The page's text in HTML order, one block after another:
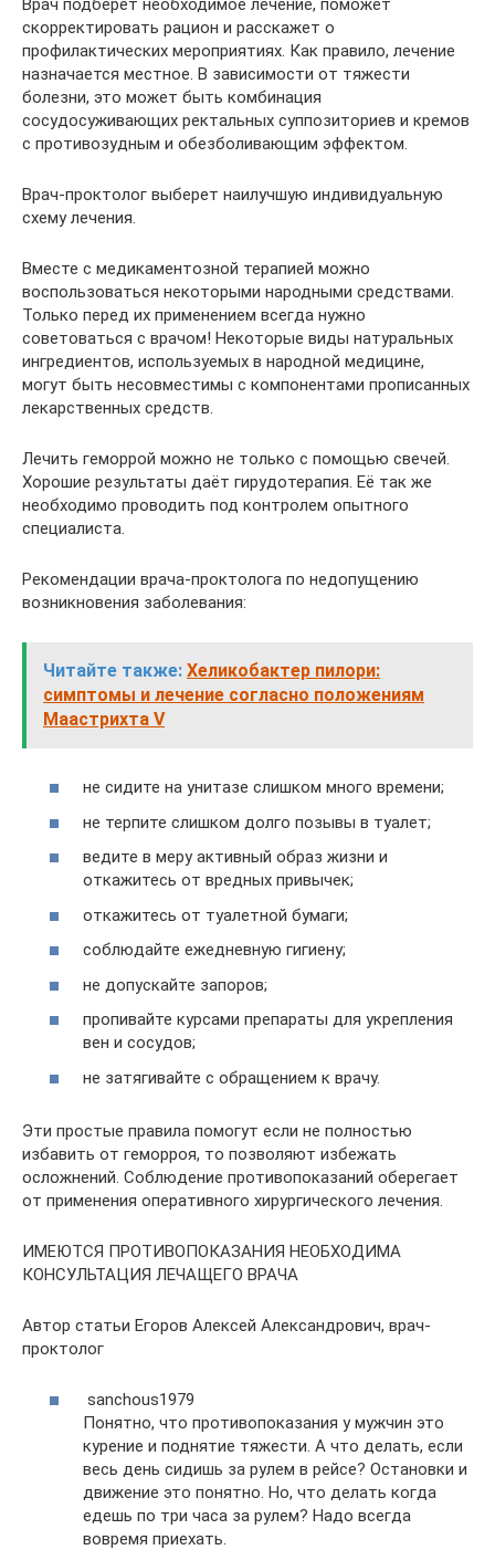
скорректировать рацион и расскажет о
профилактических мероприятиях. Как правило, лечение
назначается местное. В зависимости от тяжести
болезни, это может быть комбинация
сосудосуживающих ректальных суппозиториев и кремов
с противозудным и обезболивающим эффектом.
Врач-проктолог выберет наилучшую индивидуальную
схему лечения.
Вместе с медикаментозной терапией можно
воспользоваться некоторыми народными средствами.
Только перед их применением всегда нужно
советоваться с врачом! Некоторые виды натуральных
ингредиентов, используемых в народной медицине,
могут быть несовместимы с компонентами прописанных
лекарственных средств.
Лечить геморрой можно не только с помощью свечей.
Хорошие результаты даёт гирудотерапия. Её так же
необходимо проводить под контролем опытного
специалиста.
Рекомендации врача-проктолога по недопущению
возникновения заболевания:
Читайте также: Хеликобактер пилори:
симптомы и лечение согласно положениям
Маастрихта V
не сидите на унитазе слишком много времени;
не терпите слишком долго позывы в туалет;
ведите в меру активный образ жизни и
откажитесь от вредных привычек;
откажитесь от туалетной бумаги;
соблюдайте ежедневную гигиену;
не допускайте запоров;
пропивайте курсами препараты для укрепления
вен и сосудов;
не затягивайте с обращением к врачу.
Эти простые правила помогут если не полностью
избавить от геморроя, то позволяют избежать
осложнений. Соблюдение противопоказаний оберегает
от применения оперативного хирургического лечения.
ИМЕЮТСЯ ПРОТИВОПОКАЗАНИЯ НЕОБХОДИМА
КОНСУЛЬТАЦИЯ ЛЕЧАЩЕГО ВРАЧА
Автор статьи Егоров Алексей Александрович, врач-
проктолог
sanchous1979
Понятно, что противопоказания у мужчин это
курение и поднятие тяжести. А что делать, если
весь день сидишь за рулем в рейсе? Остановки и
движение это понятно. Но, что делать когда
едешь по три часа за рулем? Надо всегда
вовремя приехать.